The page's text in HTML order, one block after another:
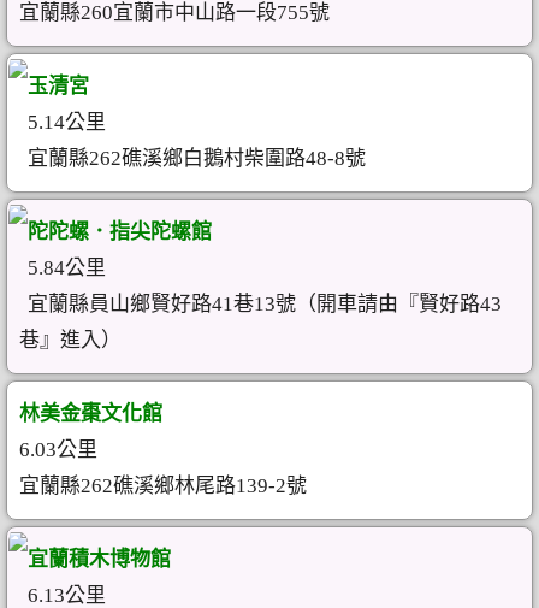
宜蘭縣260宜蘭市中山路一段755號
玉清宮
5.14公里
宜蘭縣262礁溪鄉白鵝村柴圍路48-8號
陀陀螺．指尖陀螺館
5.84公里
宜蘭縣員山鄉賢好路41巷13號（開車請由『賢好路43
巷』進入）
林美金棗文化館
6.03公里
宜蘭縣262礁溪鄉林尾路139-2號
宜蘭積木博物館
6.13公里